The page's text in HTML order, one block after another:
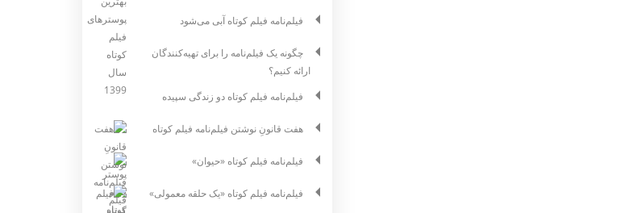
فیلم‌نامه فیلم کوتاه آبی می‌شود
چگونه یک فیلم‌نامه را برای تهیه‌کنندگان
ارائه کنیم؟
فیلم‌نامه فیلم کوتاه دو زندگی سپیده
هفت قانونِ نوشتن فیلم‌نامه فیلم کوتاه
فیلم‌نامه فیلم کوتاه «حیوان»
فیلم‌نامه فیلم کوتاه «یک حلقه معمولی»